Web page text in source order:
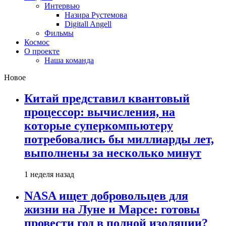
Интервью
Назира Рустемова
Digitall Angell
Фильмы
Космос
О проекте
Наша команда
Новое
Китай представил квантовый
процессор: вычисления, на
которые суперкомпьютеру
потребовались бы миллиарды лет,
выполнены за несколько минут
1 неделя назад
NASA ищет добровольцев для
жизни на Луне и Марсе: готовы
провести год в полной изоляции?